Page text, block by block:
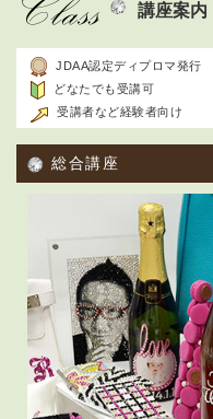
講座案内
JDAA認定ディプロマ発行
どなたでも受講可
受講者など経験者向け
総合講座